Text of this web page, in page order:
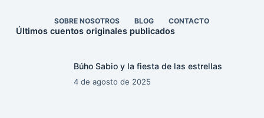
SOBRE NOSOTROS BLOG CONTACTO
Últimos cuentos originales publicados
Búho Sabio y la fiesta de las estrellas
4 de agosto de 2025